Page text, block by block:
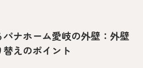
ナホーム愛岐の外壁：外壁
えのポイント